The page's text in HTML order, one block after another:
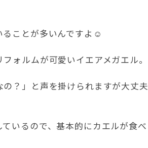
ることが多いんですよ☺️
ォルムが可愛いイエアメガエル。
？」と声を掛けられますが大丈夫
いるので、基本的にカエルが食べ